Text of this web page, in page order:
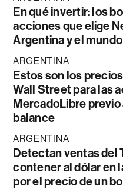
En qué invertir: los
acciones que elige
Argentina y el mundo
ARGENTINA
Estos son los
Wall Street para las
MercadoLibre previo
balance
ARGENTINA
Detectan ventas del
contener al dólar en
por el precio de un